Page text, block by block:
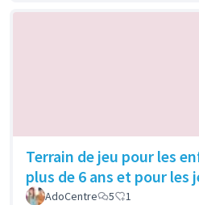
Terrain de jeu pour les
plus de 6 ans et pour les
AdoCentre 5 1